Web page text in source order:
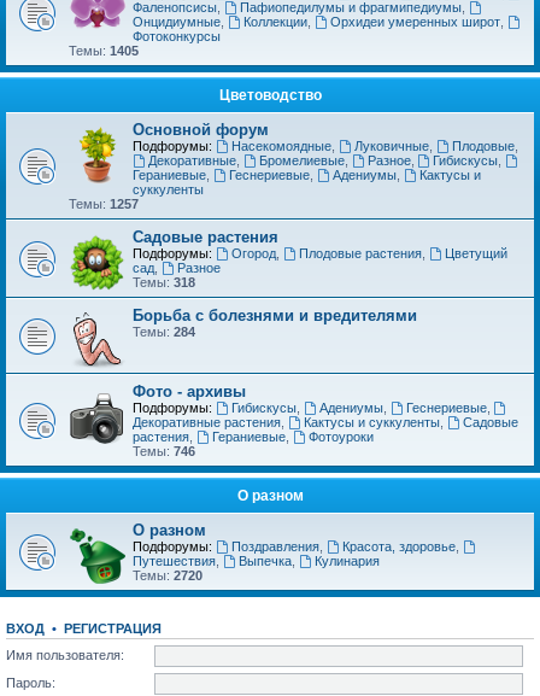
Фаленопсисы
Пафиопедилумы и фрагмипедиумы,
Онцидиумные
Коллекции, Орхидеи умеренных широт,
Фотоконкурсы
Темы: 1405
Цветоводство
Основной форум
Подфорумы: Насекомоядные, Луковичные, Плодовые,
Декоративные, Бромелиевые, Разное, Гибискусы
Гераниевые
Геснериевые, Адениумы,
Кактусы и
суккуленты
Темы: 1257
Садовые растения
Подфорумы: Огород, Плодовые растения,
Цветущий
сад
Разное
Темы: 318
Борьба с болезнями и вредителями
Темы: 284
Фото - архивы
Подфорумы: Гибискусы, Адениумы, Геснериевые,
Декоративные растения
Кактусы и суккуленты,
Садовые
растения
Гераниевые,
Фотоуроки
Темы: 746
О разном
О разном
Подфорумы: Поздравления, Красота, здоровье,
Путешествия
Выпечка,
Кулинария
Темы: 2720
ВХОД • РЕГИСТРАЦИЯ
Имя пользователя:
Пароль: